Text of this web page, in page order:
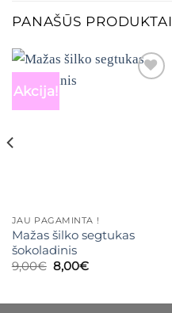
PANAŠŪS PRODUKTAI
Akcija!
JAU PAGAMINTA !
Mažas šilko segtukas
šokoladinis
9,00€ Original
price
8,00€Current